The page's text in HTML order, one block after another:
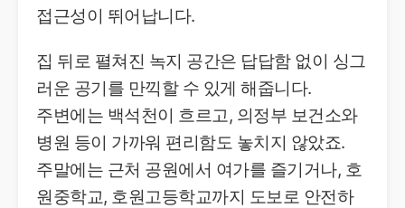
접근성이 뛰어납니다.
집 뒤로 펼쳐진 녹지 공간은 답답함 없이 싱그
러운 공기를 만끽할 수 있게 해줍니다.
주변에는 백석천이 흐르고, 의정부 보건소와
병원 등이 가까워 편리함도 놓치지 않았죠.
주말에는 근처 공원에서 여가를 즐기거나, 호
원중학교, 호원고등학교까지 도보로 안전하